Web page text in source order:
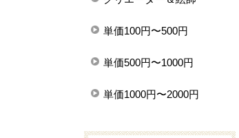
単価100円〜500円
単価500円〜1000円
単価1000円〜2000円